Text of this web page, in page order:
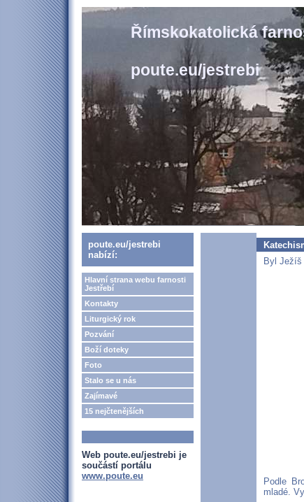
Římskokatolická
poute.eu/jestrebi
poute.eu/jestrebi
nabízí:
Hlavní strana webu farnosti
Jestřebí
Kontakty
Liturgický rok
Pozvání
Boží doteky
Foto
Stalo se u nás
Zajímavé
15 nejčtenějších
Web poute.eu/jestrebi je
součástí portálu
www.poute.eu
Byl Ježíš
Podle
mladé.